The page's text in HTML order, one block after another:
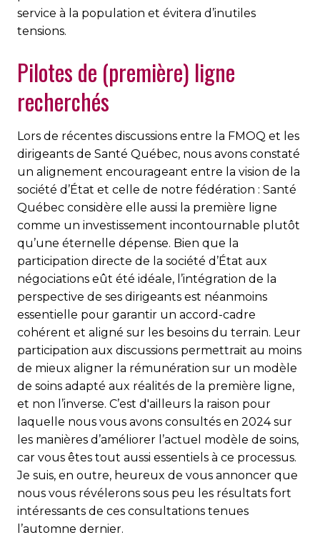
service à la population et évitera d’inutiles
tensions.
Pilotes de (première) ligne
recherchés
Lors de récentes discussions entre la FMOQ et les
dirigeants de Santé Québec, nous avons constaté
un alignement encourageant entre la vision de la
société d’État et celle de notre fédération : Santé
Québec considère elle aussi la première ligne
comme un investissement incontournable plutôt
qu’une éternelle dépense. Bien que la
participation directe de la société d’État aux
négociations eût été idéale, l’intégration de la
perspective de ses dirigeants est néanmoins
essentielle pour garantir un accord-cadre
cohérent et aligné sur les besoins du terrain. Leur
participation aux discussions permettrait au moins
de mieux aligner la rémunération sur un modèle
de soins adapté aux réalités de la première ligne,
et non l’inverse. C’est d'ailleurs la raison pour
laquelle nous vous avons consultés en 2024 sur
les manières d’améliorer l’actuel modèle de soins,
car vous êtes tout aussi essentiels à ce processus.
Je suis, en outre, heureux de vous annoncer que
nous vous révélerons sous peu les résultats fort
intéressants de ces consultations tenues
l’automne dernier.